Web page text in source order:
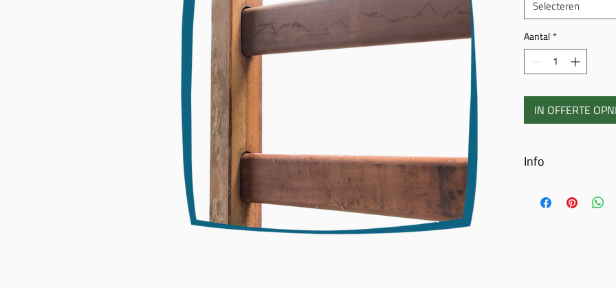
Selecteren
Aantal*
IN OFFERTE
Info
Eigen productie